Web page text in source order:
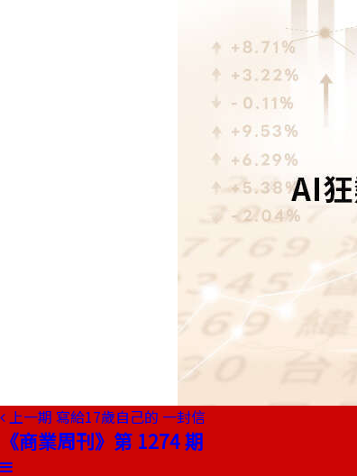
上一期 寫給17歲自己的 一封信
《商業周刊》第 1274 期